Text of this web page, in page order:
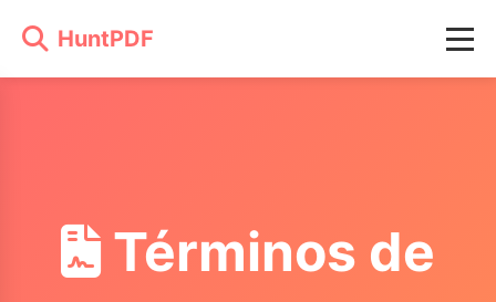
HuntPDF
Términos de